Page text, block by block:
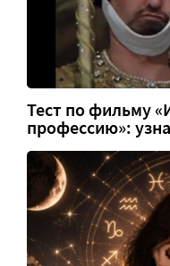
Тест по фильму
профессию»: